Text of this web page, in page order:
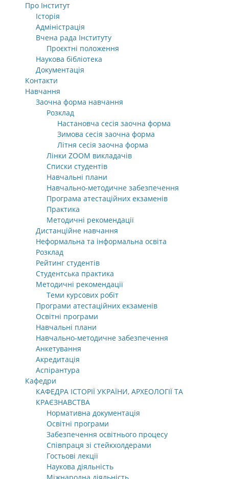
Про Інститут
Історія
Адміністрація
Вчена рада Інституту
Проєктні положення
Наукова бібліотека
Документація
Контакти
Навчання
Заочна форма навчання
Розклад
Настановча сесія заочна форма
Зимова сесія заочна форма
Літня сесія заочна форма
Лінки ZOOM викладачів
Списки студентів
Навчальні плани
Навчально-методичне забезпечення
Програма атестаційних екзаменів
Практика
Методичні рекомендації
Дистанційне навчання
Неформальна та інформальна освіта
Розклад
Рейтинг студентів
Студентська практика
Методичні рекомендації
Теми курсових робіт
Програми атестаційних екзаменів
Освітні програми
Навчальні плани
Навчально-методичне забезпечення
Анкетування
Акредитація
Аспірантура
Кафедри
КАФЕДРА ІСТОРІЇ УКРАЇНИ, АРХЕОЛОГІЇ ТА
КРАЄЗНАВСТВА
Нормативна документація
Освітні програми
Забезпечення освітнього процесу
Співпраця зі стейкхолдерами
Гостьові лекції
Наукова діяльність